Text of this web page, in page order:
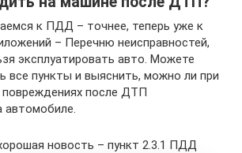
к ПДД – точнее, теперь уже к
– Перечню неисправностей,
эксплуатировать авто. Можете
все пункты и выяснить, можно ли при
повреждениях после ДТП
автомобиле.
новость – пункт 2.3.1 ПДД